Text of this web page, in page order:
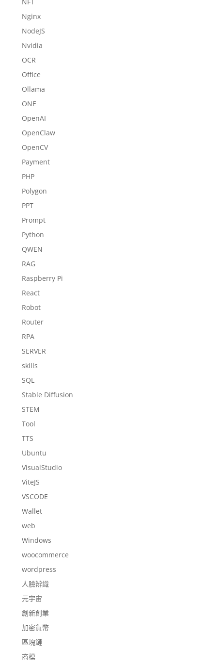
Nginx
NodeJS
Nvidia
OCR
Office
Ollama
ONE
OpenAI
OpenClaw
OpenCV
Payment
PHP
Polygon
PPT
Prompt
Python
QWEN
RAG
Raspberry Pi
React
Robot
Router
RPA
SERVER
skills
SQL
Stable Diffusion
STEM
Tool
TTS
Ubuntu
VisualStudio
ViteJS
VSCODE
Wallet
web
Windows
woocommerce
wordpress
人臉辨識
元宇宙
創新創業
加密貨幣
區塊鏈
商模